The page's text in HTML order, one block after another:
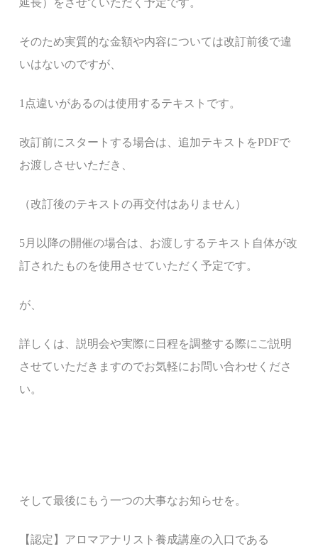
延長）をさせていただく予定です。
そのため実質的な金額や内容については改訂前後で違
いはないのですが、
1点違いがあるのは使用するテキストです。
改訂前にスタートする場合は、追加テキストをPDFで
お渡しさせいただき、
（改訂後のテキストの再交付はありません）
5月以降の開催の場合は、お渡しするテキスト自体が改
訂されたものを使用させていただく予定です。
が、
詳しくは、説明会や実際に日程を調整する際にご説明
させていただきますのでお気軽にお問い合わせくださ
い。
そして最後にもう一つの大事なお知らせを。
【認定】アロマアナリスト養成講座の入口である